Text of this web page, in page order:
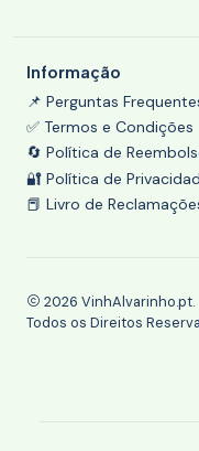
Informação
📌 Perguntas
✅ Termos e Condições
🔄 Política de
🔐 Política de
📕 Livro de
2026 VinhAlvarinho.pt.
Todos os Direitos